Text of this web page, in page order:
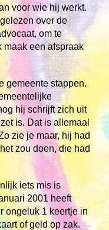
voor wie hij werkt.
over de
om te
maak een afspraak
gemeente stappen.
hij schrijft zich uit
is. Dat is allemaal
zie je maar, hij had
zou doen, die had
iets mis is
2001 heeft
ongeluk 1 keertje in
of geld op zak.